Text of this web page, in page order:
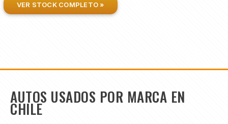
VER STOCK COMPLETO »
AUTOS USADOS POR MARCA EN
CHILE